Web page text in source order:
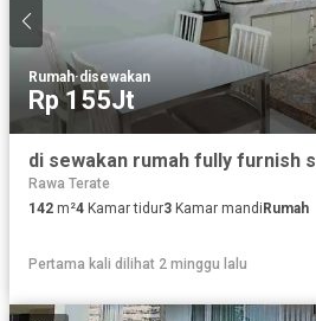
Rumah·disewakan
Rp 155Jt
Rawa Terate
142 m²4 Kamar tidur3 Kamar mandi Rumah
Pertama kali dilihat 2 minggu lalu